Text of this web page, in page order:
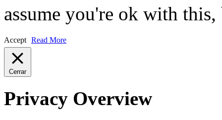
assume you're ok with
Accept Read More
Cerrar
Privacy Overview